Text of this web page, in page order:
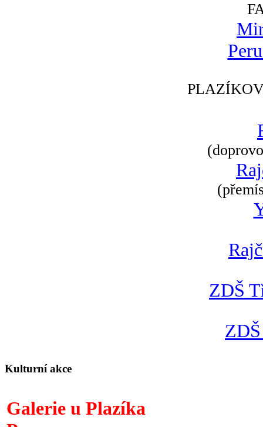
ZDŠ
Kulturní akce
Galerie u Plazíka